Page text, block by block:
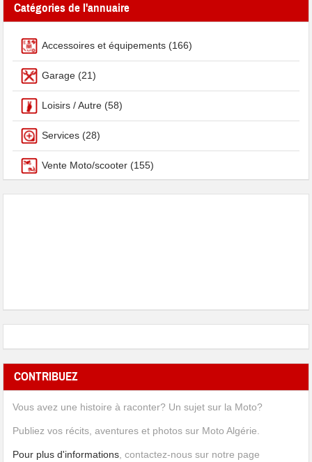
Catégories de l'annuaire
Accessoires et équipements (166)
Garage (21)
Loisirs / Autre (58)
Services (28)
Vente Moto/scooter (155)
CONTRIBUEZ
Vous avez une histoire à raconter? Un sujet sur la Moto?
Publiez vos récits, aventures et photos sur Moto Algérie.
Pour plus d'informations, contactez-nous sur notre page